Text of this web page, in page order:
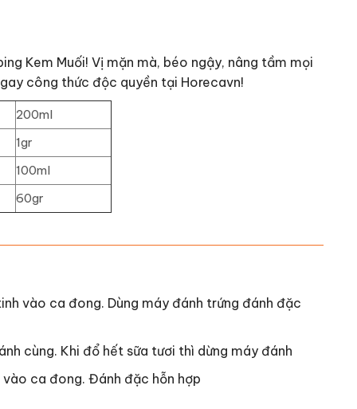
Kem Muối! Vị mặn mà, béo ngậy, nâng tầm mọi
công thức độc quyền tại Horecavn!
200ml
1gr
100ml
60gr
vào ca đong. Dùng máy đánh trứng đánh đặc
cùng. Khi đổ hết sữa tươi thì dừng máy đánh
ca đong. Đánh đặc hỗn hợp